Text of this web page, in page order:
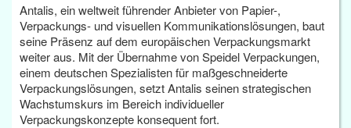
Antalis, ein weltweit führender Anbieter von Papier-,
Verpackungs- und visuellen Kommunikationslösungen, baut
seine Präsenz auf dem europäischen Verpackungsmarkt
weiter aus. Mit der Übernahme von Speidel Verpackungen,
einem deutschen Spezialisten für maßgeschneiderte
Verpackungslösungen, setzt Antalis seinen strategischen
Wachstumskurs im Bereich individueller
Verpackungskonzepte konsequent fort.